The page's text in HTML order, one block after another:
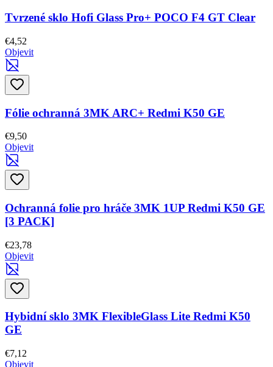
Tvrzené sklo Hofi Glass Pro+ POCO F4 GT Clear
€4,52
Objevit
Fólie ochranná 3MK ARC+ Redmi K50 GE
€9,50
Objevit
Ochranná folie pro hráče 3MK 1UP Redmi K50 GE
[3 PACK]
€23,78
Objevit
Hybidní sklo 3MK FlexibleGlass Lite Redmi K50
GE
€7,12
Objevit